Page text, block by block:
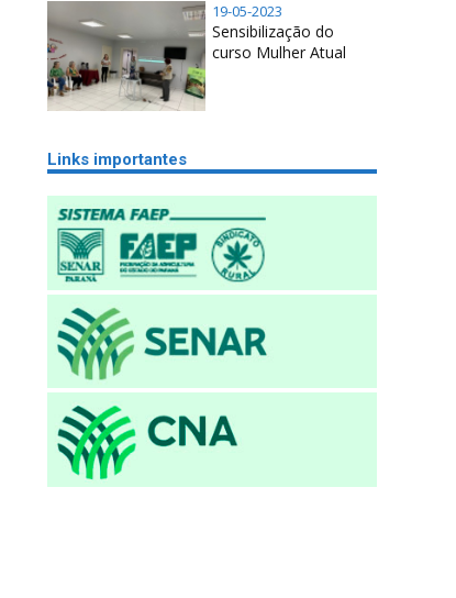
19-05-2023
Sensibilização do
curso Mulher Atual
Links importantes